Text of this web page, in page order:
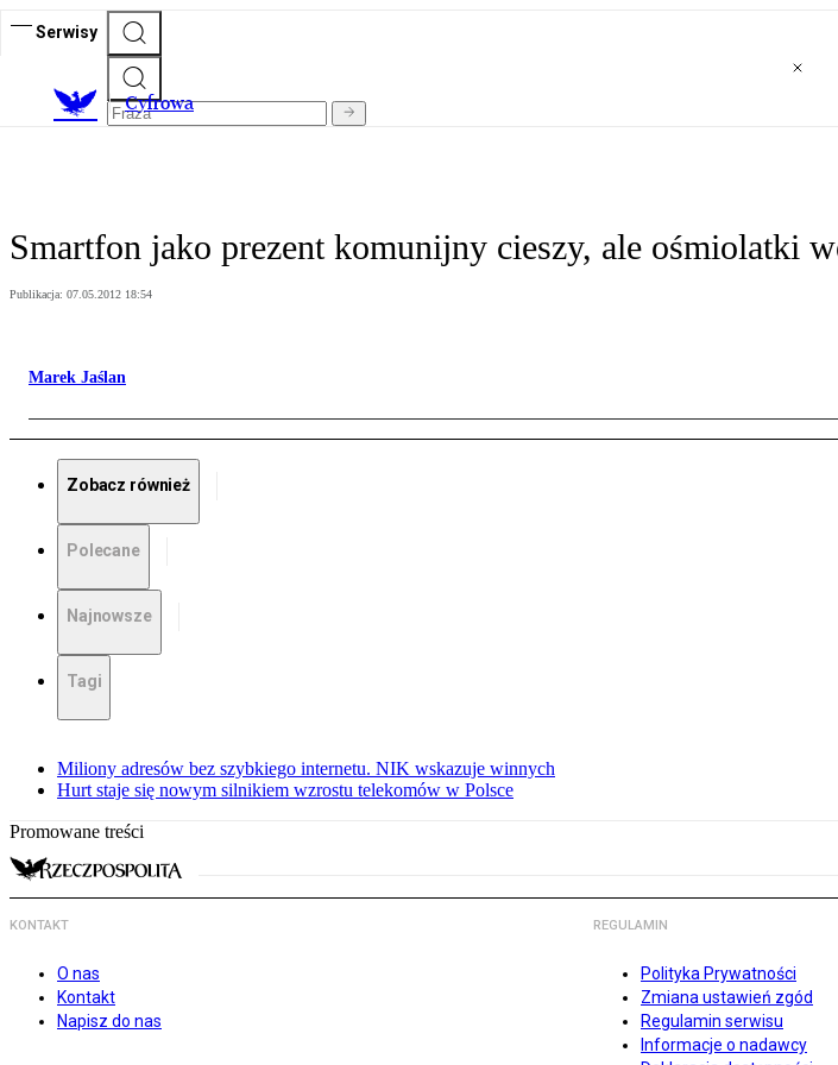
Serwisy
Cyfrowa
Smartfon jako prezent komunijny cieszy, ale ośmiolatki
Publikacja: 07.05.2012 18:54
Marek Jaślan
Zobacz również
Polecane
Najnowsze
Tagi
Miliony adresów bez szybkiego internetu. NIK wskazuje winnych
Hurt staje się nowym silnikiem wzrostu telekomów w Polsce
Promowane treści
KONTAKT
O nas
Kontakt
Napisz do nas
REGULAMIN
Polityka Prywatności
Zmiana ustawień zgód
Regulamin serwisu
Informacje o nadawcy